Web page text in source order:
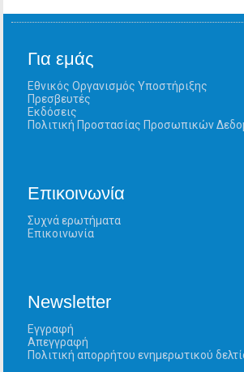
Για εμάς
Εθνικός Οργανισμός Υποστήριξης
Πρεσβευτές
Εκδόσεις
Πολιτική Προστασίας Προσωπικών
Επικοινωνία
Συχνά ερωτήματα
Επικοινωνία
Newsletter
Εγγραφή
Απεγγραφή
Πολιτική απορρήτου ενημερωτικού